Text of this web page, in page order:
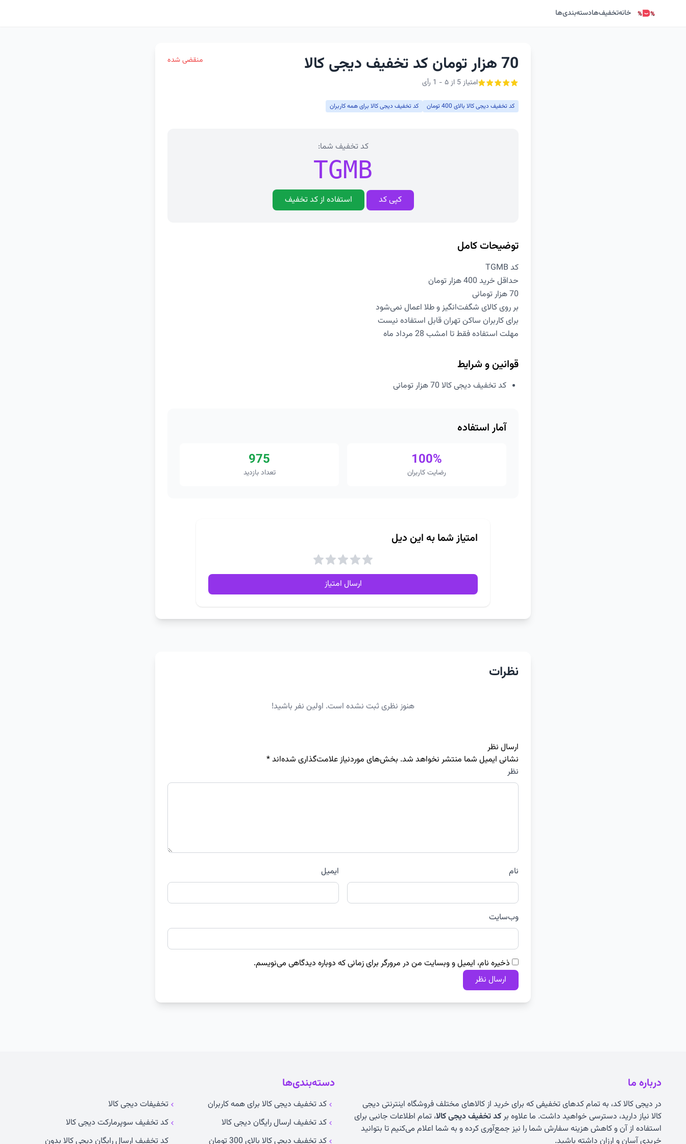
خانهتخفیف‌هادسته‌بندی‌ها
70 هزار تومان کد تخفیف دیجی کالا
امتیاز 5 از ۵ - 1 رأی
منقضی شده
کد تخفیف دیجی کالا بالای 400 تومان کد تخفیف دیجی کالا برای همه کاربران
کد تخفیف شما:
TGMB
کپی کد استفاده از کد تخفیف
توضیحات کامل
کد TGMB
حداقل خرید 400 هزار تومان
70 هزار تومانی
بر روی کالای شگفت‌انگیز و طلا اعمال نمی‌شود
برای کاربران ساکن تهران قابل استفاده نیست
مهلت استفاده فقط تا امشب 28 مرداد ماه
قوانین و شرایط
کد تخفیف دیجی کالا 70 هزار تومانی
آمار استفاده
100%
رضایت کاربران
975
تعداد بازدید
امتیاز شما به این دیل
ارسال امتیاز
نظرات
هنوز نظری ثبت نشده است. اولین نفر باشید!
ارسال نظر
نشانی ایمیل شما منتشر نخواهد شد. بخش‌های موردنیاز علامت‌گذاری شده‌اند*
نظر
نام ایمیل
وب‌سایت
ذخیره نام، ایمیل و وبسایت من در مرورگر برای زمانی که دوباره دیدگاهی می‌نویسم.
درباره ما
در دیجی کالا کد، به تمام کدهای تخفیفی که برای خرید از کالاهای مختلف فروشگاه اینترنتی دیجی
کالا نیاز دارید، دسترسی خواهید داشت. ما علاوه برکد تخفیف دیجی کالا، تمام اطلاعات جانبی برای
استفاده از آن و کاهش هزینه سفارش شما را نیز جمع‌آوری کرده و به شما اعلام می‌کنیم تا بتوانید
خریدی آسان و ارزان داشته باشید.
دسته‌بندی‌ها
کد تخفیف دیجی کالا برای همه کاربران
تخفیفات دیجی کالا
کد تخفیف ارسال رایگان دیجی کالا
کد تخفیف سوپرمارکت دیجی کالا
کد تخفیف دیجی کالا بالای 300 تومان
کد تخفیف ارسال رایگان دیجی کالا بدون